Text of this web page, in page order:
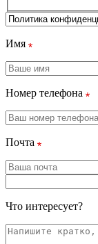
Имя
Номер телефона
Почта
Что интересует?